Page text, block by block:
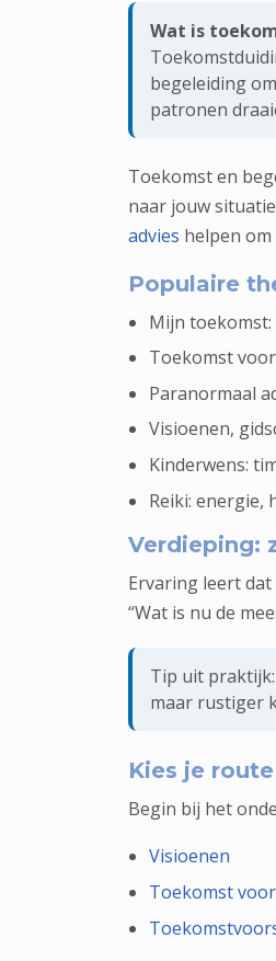
Wat is
begeleiding
patronen
Toekomst en
naar jouw
advies helpen
Populaire
Mijn
Toekomst
Paranormaal
Visioenen,
Kinderwens:
Reiki: energie,
Verdieping:
Ervaring leert
“Wat is nu de
Tip uit
maar rustiger
Kies je route
Begin bij het
Visioenen
Toekomst